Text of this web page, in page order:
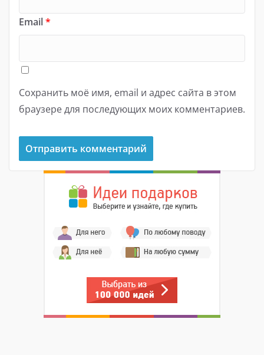
Email*
Сохранить моё имя, email и адрес сайта в этом
браузере для последующих моих комментариев.